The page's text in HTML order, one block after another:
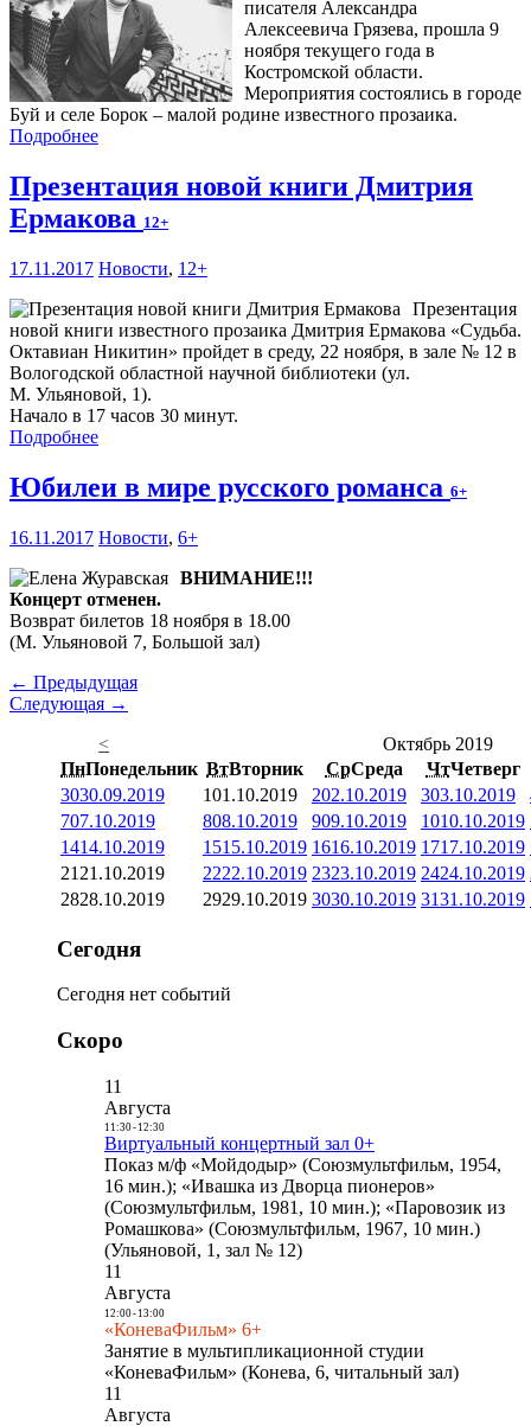
писателя Александра
Алексеевича Грязева, прошла 9
ноября текущего года в
Костромской области.
Мероприятия состоялись в городе
Буй и селе Борок – малой родине известного прозаика.
Подробнее
Презентация новой книги Дмитрия
Ермакова 12+
17.11.2017 Новости, 12+
Презентация
новой книги известного прозаика Дмитрия Ермакова «Судьба.
Октавиан Никитин» пройдет в среду, 22 ноября, в зале № 12 в
Вологодской областной научной библиотеки (ул.
М. Ульяновой, 1).
Начало в 17 часов 30 минут.
Подробнее
Юбилеи в мире русского романса 6+
16.11.2017 Новости, 6+
ВНИМАНИЕ!!!
Концерт отменен.
Возврат билетов 18 ноября в 18.00
(М. Ульяновой 7, Большой зал)
← Предыдущая
Следующая →
<
Октябрь 2019
ПнПонедельник ВтВторник СрСреда ЧтЧетверг
3030.09.2019 101.10.2019 202.10.2019 303.10.2019
707.10.2019 808.10.2019 909.10.2019 1010.10.2019
1414.10.2019 1515.10.2019 1616.10.2019 1717.10.2019
21 21.10.2019 2222.10.2019 2323.10.2019 2424.10.2019
2828.10.2019 2929.10.2019 3030.10.2019 3131.10.2019
Сегодня
Сегодня нет событий
Скоро
11
Августа
11:30- 12:30
Виртуальный концертный зал 0+
Показ м/ф «Мойдодыр» (Союзмультфильм, 1954,
16 мин.); «Ивашка из Дворца пионеров»
(Союзмультфильм, 1981, 10 мин.); «Паровозик из
Ромашкова» (Союзмультфильм, 1967, 10 мин.)
(Ульяновой, 1, зал № 12)
11
Августа
12:00- 13:00
«КоневаФильм» 6+
Занятие в мультипликационной студии
«КоневаФильм» (Конева, 6, читальный зал)
11
Августа